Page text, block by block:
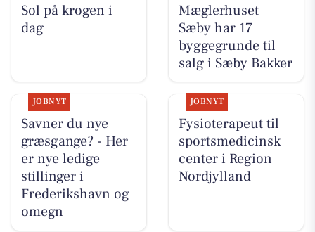
Sol på krogen i
dag
Mæglerhuset
Sæby har 17
byggegrunde til
salg i Sæby Bakker
JOBNYT
Savner du nye
græsgange? - Her
er nye ledige
stillinger i
Frederikshavn og
omegn
JOBNYT
Fysioterapeut til
sportsmedicinsk
center i Region
Nordjylland